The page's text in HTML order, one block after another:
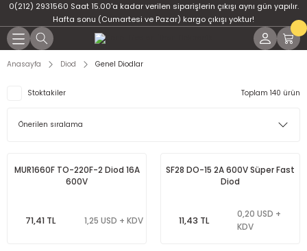
0(212) 2931560 Saat 15.00'a kadar verilen siparişlerin çıkışı aynı gün yapılır.
Hafta sonu (Cumartesi ve Pazar) kargo çıkışı yoktur!
Geri Dön
Geri Dön
Geri Dön
Geri Dön
Geri Dön
Geri Dön
Anasayfa Diod Genel Diodlar
Stoktakiler Toplam 140 ürün
MUR1660F TO-220F-2 Diod 16A
600V
71,41 TL 1,25 USD + KDV
SF28 DO-15 2A 600V Süper Fast
Diod
11,43 TL
0,20 USD +
KDV